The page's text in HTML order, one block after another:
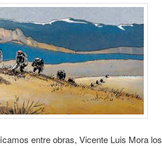
entre obras, Vicente Luis Mora los